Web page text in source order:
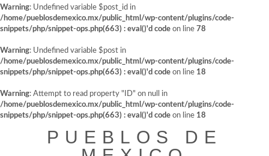
Warning: Undefined variable $post_id in
/home/pueblosdemexico.mx/public_html/wp-content/plugins/code-
snippets/php/snippet-ops.php(663) : eval()'d code on line 78
Warning: Undefined variable $post in
/home/pueblosdemexico.mx/public_html/wp-content/plugins/code-
snippets/php/snippet-ops.php(663) : eval()'d code on line 18
Warning: Attempt to read property "ID" on null in
/home/pueblosdemexico.mx/public_html/wp-content/plugins/code-
snippets/php/snippet-ops.php(663) : eval()'d code on line 18
PUEBLOS DE